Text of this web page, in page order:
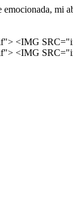
mi
<IMG
<IMG